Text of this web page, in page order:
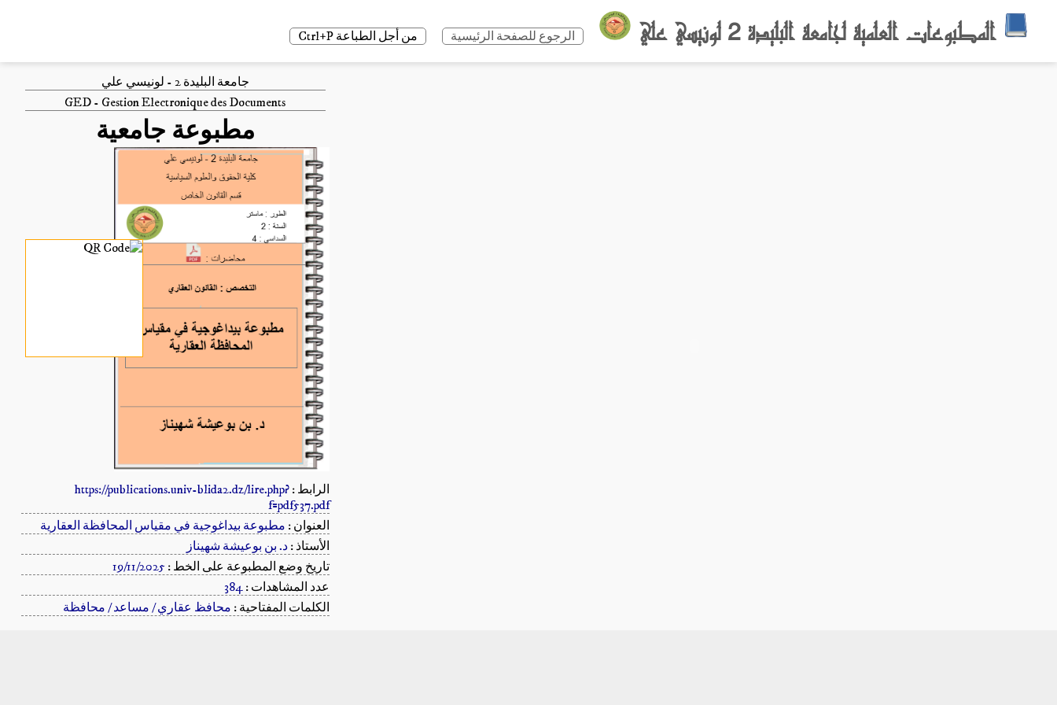
المطبوعات العلمية لجامعة البليدة 2 لونيسي علي الرجوع للصفحة الرئيسية من أجل الطباعة Ctrl+P
جامعة البليدة 2 - لونيسي علي
GED - Gestion Electronique des Documents
مطبوعة جامعية
الرابط : https://publications.univ-blida2.dz/lire.php?
f=pdf537.pdf
العنوان : مطبوعة بيداغوجية في مقياس المحافظة العقارية
الأستاذ : د. بن بوعيشة شهيناز
تاريخ وضع المطبوعة على الخط : 19/11/2025
عدد المشاهدات : 384
الكلمات المفتاحية : محافظ عقاري / مساعد / محافظة